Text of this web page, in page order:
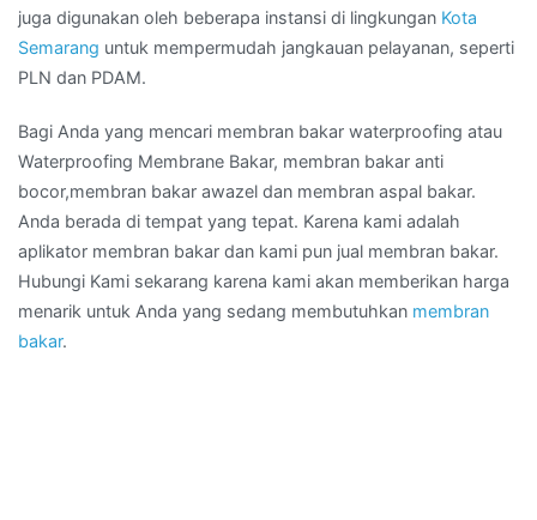
juga digunakan oleh beberapa instansi di lingkungan Kota
Semarang untuk mempermudah jangkauan pelayanan, seperti
PLN dan PDAM.
Bagi Anda yang mencari membran bakar waterproofing atau
Waterproofing Membrane Bakar, membran bakar anti
bocor,membran bakar awazel dan membran aspal bakar.
Anda berada di tempat yang tepat. Karena kami adalah
aplikator membran bakar dan kami pun jual membran bakar.
Hubungi Kami sekarang karena kami akan memberikan harga
menarik untuk Anda yang sedang membutuhkan membran
bakar.